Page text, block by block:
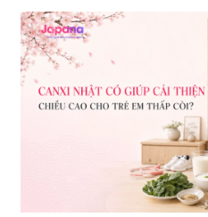
Viên uống hỗ trợ giấc ngủ Fujina
Sleepy Nhật Bản 80 viên
580.000 đ